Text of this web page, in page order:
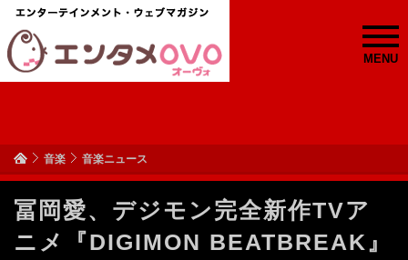
MENU
音楽 音楽ニュース
冨岡愛、デジモン完全新作TVア
ニメ『DIGIMON BEATBREAK』